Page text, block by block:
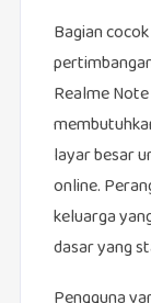
Bagian
Realme
layar besar
online.
keluarga
dasar yang